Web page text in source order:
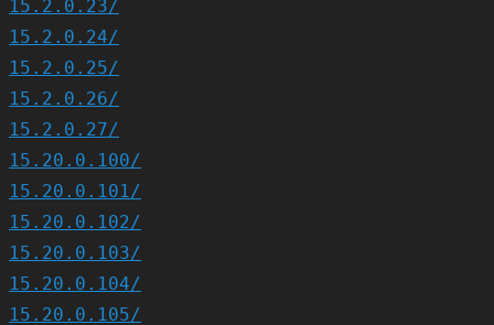
15.2.0.23/
15.2.0.24/
15.2.0.25/
15.2.0.26/
15.2.0.27/
15.20.0.100/
15.20.0.101/
15.20.0.102/
15.20.0.103/
15.20.0.104/
15.20.0.105/